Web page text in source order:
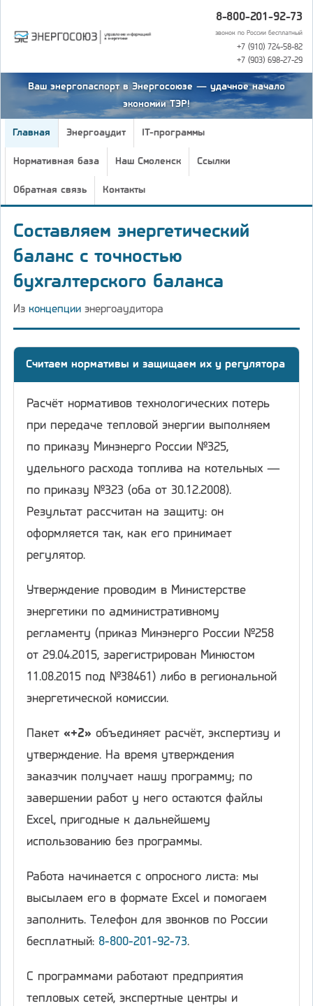
8-800-201-92-73
звонок по России бесплатный
+7 (910) 724-58-82
+7 (903) 698-27-29
Ваш энергопаспорт в Энергосоюзе — удачное начало
экономии ТЭР!
Главная Энергоаудит IT-программы
Нормативная база Наш Смоленск Ссылки
Обратная связь Контакты
Составляем энергетический
баланс с точностью
бухгалтерского баланса
Из концепции энергоаудитора
Считаем нормативы и защищаем их у регулятора
Расчёт нормативов технологических потерь
при передаче тепловой энергии выполняем
по приказу Минэнерго России №325,
удельного расхода топлива на котельных —
по приказу №323 (оба от 30.12.2008).
Результат рассчитан на защиту: он
оформляется так, как его принимает
регулятор.
Утверждение проводим в Министерстве
энергетики по административному
регламенту (приказ Минэнерго России №258
от 29.04.2015, зарегистрирован Минюстом
11.08.2015 под №38461) либо в региональной
энергетической комиссии.
Пакет «+2» объединяет расчёт, экспертизу и
утверждение. На время утверждения
заказчик получает нашу программу; по
завершении работ у него остаются файлы
Excel, пригодные к дальнейшему
использованию без программы.
Работа начинается с опросного листа: мы
высылаем его в формате Excel и помогаем
заполнить. Телефон для звонков по России
бесплатный: 8-800-201-92-73.
С программами работают предприятия
тепловых сетей, экспертные центры и